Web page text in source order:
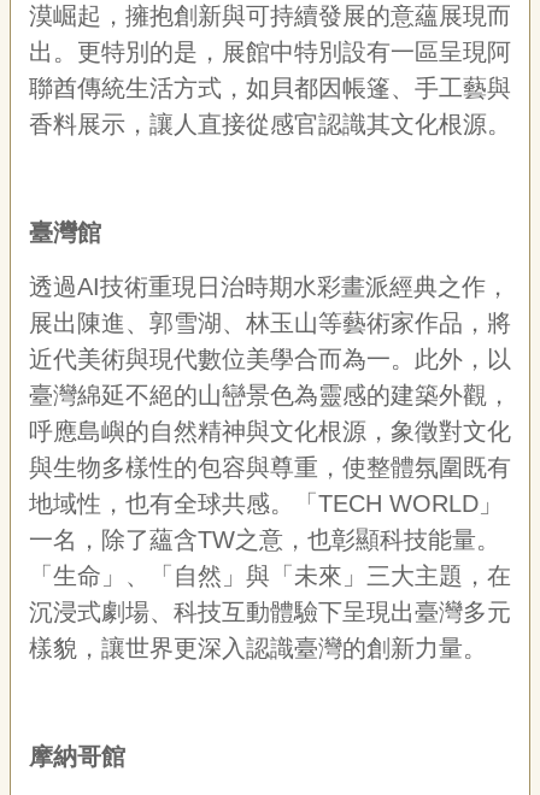
漠崛起，擁抱創新與可持續發展的意蘊展現而
出。更特別的是，展館中特別設有一區呈現阿
聯酋傳統生活方式，如貝都因帳篷、手工藝與
香料展示，讓人直接從感官認識其文化根源。
臺灣館
透過AI技術重現日治時期水彩畫派經典之作，
展出陳進、郭雪湖、林玉山等藝術家作品，將
近代美術與現代數位美學合而為一。此外，以
臺灣綿延不絕的山巒景色為靈感的建築外觀，
呼應島嶼的自然精神與文化根源，象徵對文化
與生物多樣性的包容與尊重，使整體氛圍既有
地域性，也有全球共感。「TECH WORLD」
一名，除了蘊含TW之意，也彰顯科技能量。
「生命」、「自然」與「未來」三大主題，在
沉浸式劇場、科技互動體驗下呈現出臺灣多元
樣貌，讓世界更深入認識臺灣的創新力量。
摩納哥館